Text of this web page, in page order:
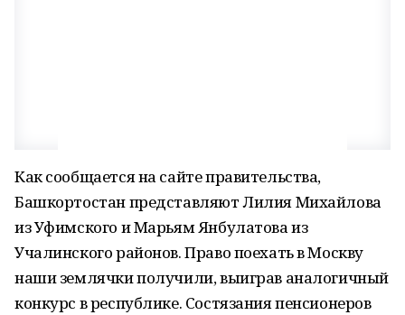
Как сообщается на сайте правительства,
Башкортостан представляют Лилия Михайлова
из Уфимского и Марьям Янбулатова из
Учалинского районов. Право поехать в Москву
наши землячки получили, выиграв аналогичный
конкурс в республике. Состязания пенсионеров